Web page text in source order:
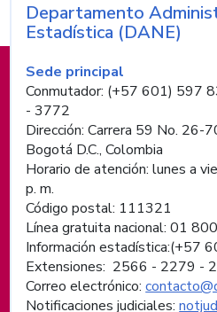
Información de
Nombre de la
Departamento
Estadística (DANE)
Sede principal
Conmutador: (+57 601) 597
- 3772
Dirección: Carrera 59 No. 26-
Bogotá D.C., Colombia
Horario de atención: lunes a
p. m.
Código postal: 111321
Línea gratuita nacional: 01
Información estadística:(+57
Extensiones: 2566 - 2279 -
Correo electrónico:
Notificaciones judiciales: